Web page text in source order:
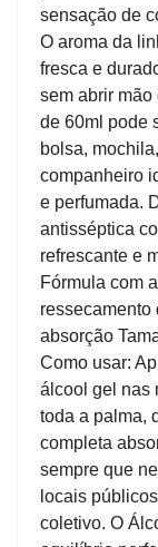
sensação de
O aroma da
fresca e
sem abrir mão
de 60ml pode
bolsa,
companheiro
e perfumada.
antisséptica
refrescante e
Fórmula com
ressecamento
absorção
Como usar:
álcool gel nas
toda a palma,
completa
sempre que
locais
coletivo. O